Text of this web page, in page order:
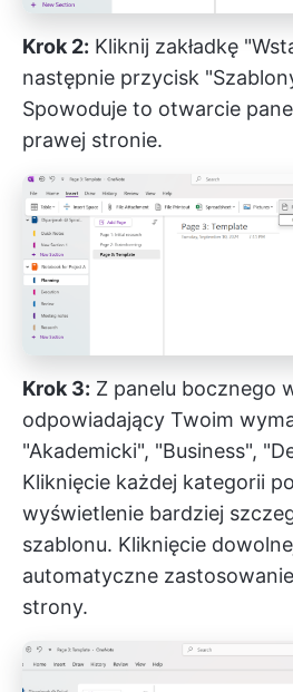
Krok 2: Kliknij zakładkę
następnie przycisk
Spowoduje to otwarcie
prawej stronie.
Krok 3: Z panelu bocznego
odpowiadający Twoim
"Akademicki", "Business",
Kliknięcie każdej kategorii
wyświetlenie bardziej
szablonu. Kliknięcie
automatyczne
strony.